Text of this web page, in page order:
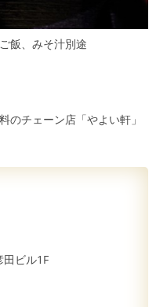
、みそ汁別途
のチェーン店「やよい軒」
ビル1F